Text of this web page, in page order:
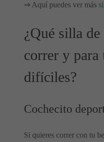
⇒ Aquí puedes ver más
¿Qué silla de
correr y para
difíciles?
Cochecito
Si quieres correr con tu